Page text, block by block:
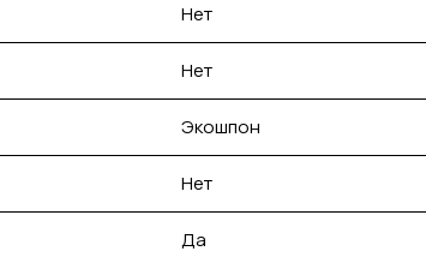
Нет
Нет
Экошпон
Нет
Да